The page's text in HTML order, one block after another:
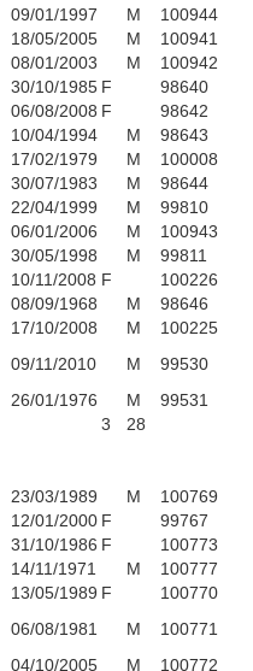
09/01/1997 M
100944
18/05/2005 M
100941
08/01/2003 M
100942
30/10/1985 F
98640
06/08/2008 F
98642
10/04/1994 M
98643
17/02/1979 M
100008
30/07/1983 M
98644
22/04/1999 M
99810
06/01/2006 M
100943
30/05/1998 M
99811
10/11/2008 F
100226
08/09/1968 M
98646
17/10/2008 M
100225
09/11/2010 M
99530
26/01/1976 M
99531
3
28
23/03/1989 M
100769
12/01/2000 F
99767
31/10/1986 F
100773
14/11/1971 M
100777
13/05/1989 F
100770
06/08/1981 M
100771
04/10/2005 M 100772